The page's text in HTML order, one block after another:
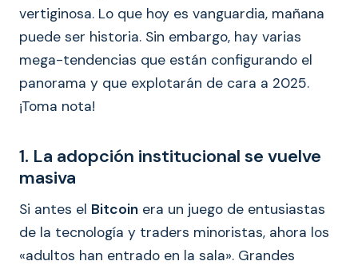
vertiginosa. Lo que hoy es vanguardia, mañana
puede ser historia. Sin embargo, hay varias
mega-tendencias que están configurando el
panorama y que explotarán de cara a 2025.
¡Toma nota!
1. La adopción institucional se vuelve
masiva
Si antes el Bitcoin era un juego de entusiastas
de la tecnología y traders minoristas, ahora los
«adultos han entrado en la sala». Grandes